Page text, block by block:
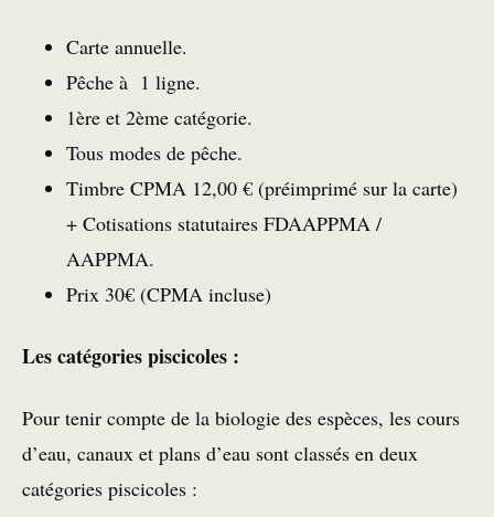
Carte annuelle.
Pêche à 1 ligne.
1ère et 2ème catégorie.
Tous modes de pêche.
Timbre CPMA 12,00 € (préimprimé sur la carte)
+ Cotisations statutaires FDAAPPMA /
AAPPMA.
Prix 30€ (CPMA incluse)
Les catégories piscicoles :
Pour tenir compte de la biologie des espèces, les cours
d’eau, canaux et plans d’eau sont classés en deux
catégories piscicoles :